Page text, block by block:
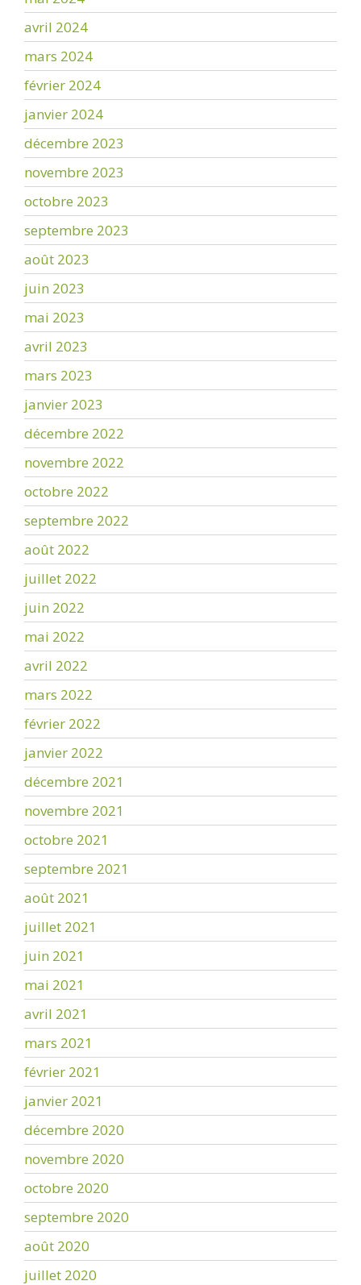
avril 2024
mars 2024
février 2024
janvier 2024
décembre 2023
novembre 2023
octobre 2023
septembre 2023
août 2023
juin 2023
mai 2023
avril 2023
mars 2023
janvier 2023
décembre 2022
novembre 2022
octobre 2022
septembre 2022
août 2022
juillet 2022
juin 2022
mai 2022
avril 2022
mars 2022
février 2022
janvier 2022
décembre 2021
novembre 2021
octobre 2021
septembre 2021
août 2021
juillet 2021
juin 2021
mai 2021
avril 2021
mars 2021
février 2021
janvier 2021
décembre 2020
novembre 2020
octobre 2020
septembre 2020
août 2020
juillet 2020